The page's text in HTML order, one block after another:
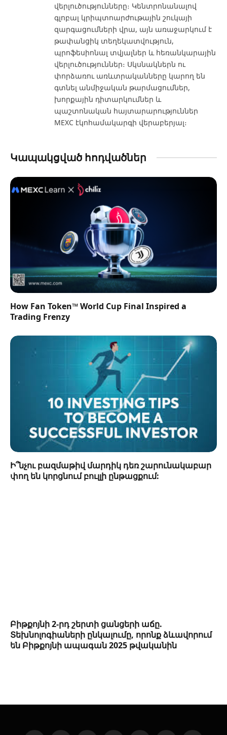
վերլուծությունները։ Կենտրոնանալով
գլոբալ կրիպտոարժութային շուկայի
զարգացումների վրա, այն առաջարկում է
թափանցիկ տեղեկատվություն,
պրոֆեսիոնալ տվյալներ և հեռանկարային
վերլուծություններ։ Սկսնակներն ու
փորձառու առևտրականները կարող են
գտնել անմիջական թարմացումներ,
խորքային դիտարկումներ և
պաշտոնական հայտարարություններ
MEXC էկոհամակարգի վերաբերյալ։
Կապակցված հոդվածներ
How Fan Token™ World Cup Final Inspired a
Trading Frenzy
Ի՞նչու բազմաթիվ մարդիկ դեռ շարունակաբար
փող են կորցնում բուլլի ընթացքում:
Բիթքոյնի 2-րդ շերտի ցանցերի աճը.
Տեխնոլոգիաների ընկալումը, որոնք ձևավորում
են Բիթքոյնի ապագան 2025 թվականին